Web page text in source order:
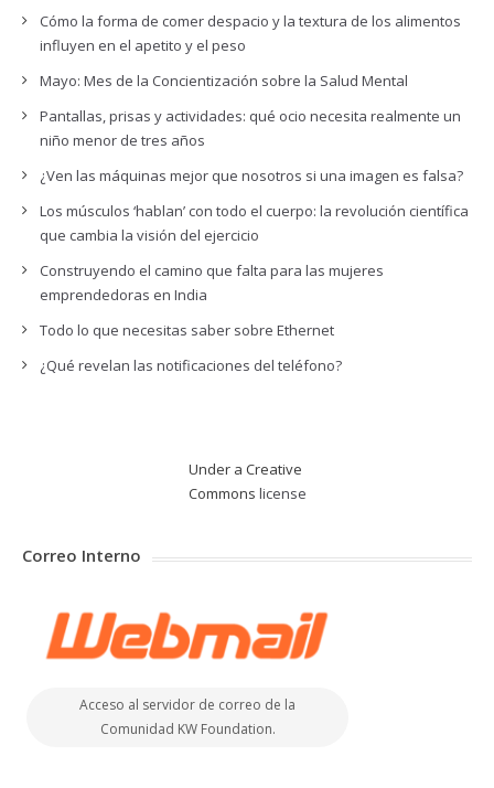
Cómo la forma de comer despacio y la textura de los alimentos
influyen en el apetito y el peso
Mayo: Mes de la Concientización sobre la Salud Mental
Pantallas, prisas y actividades: qué ocio necesita realmente un
niño menor de tres años
¿Ven las máquinas mejor que nosotros si una imagen es falsa?
Los músculos ‘hablan’ con todo el cuerpo: la revolución científica
que cambia la visión del ejercicio
Construyendo el camino que falta para las mujeres
emprendedoras en India
Todo lo que necesitas saber sobre Ethernet
¿Qué revelan las notificaciones del teléfono?
Under a Creative
Commons license
Correo Interno
Acceso al servidor de correo de la
Comunidad KW Foundation.